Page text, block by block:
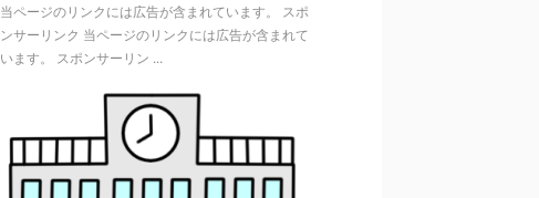
当ページのリンクには広告が含まれています。 スポ
ンサーリンク 当ページのリンクには広告が含まれて
います。 スポンサーリン ...